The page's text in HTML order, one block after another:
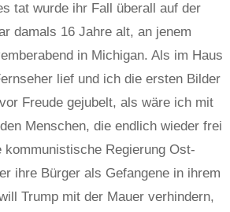
tat wurde ihr Fall überall auf der
damals 16 Jahre alt, an jenem
in Michigan. Als im Haus
lief und ich die ersten Bilder
Freude gejubelt, als wäre ich mit
Menschen, die endlich wieder frei
kommunistische Regierung Ost-
ihre Bürger als Gefangene in ihrem
Trump mit der Mauer verhindern,